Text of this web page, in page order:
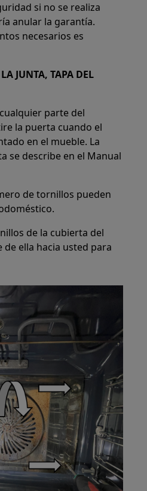
si no se realiza
anular la garantía.
necesarios es
JUNTA, TAPA DEL
parte del
la puerta cuando el
en el mueble. La
se describe en el Manual
de tornillos pueden
de la cubierta del
ella hacia usted para